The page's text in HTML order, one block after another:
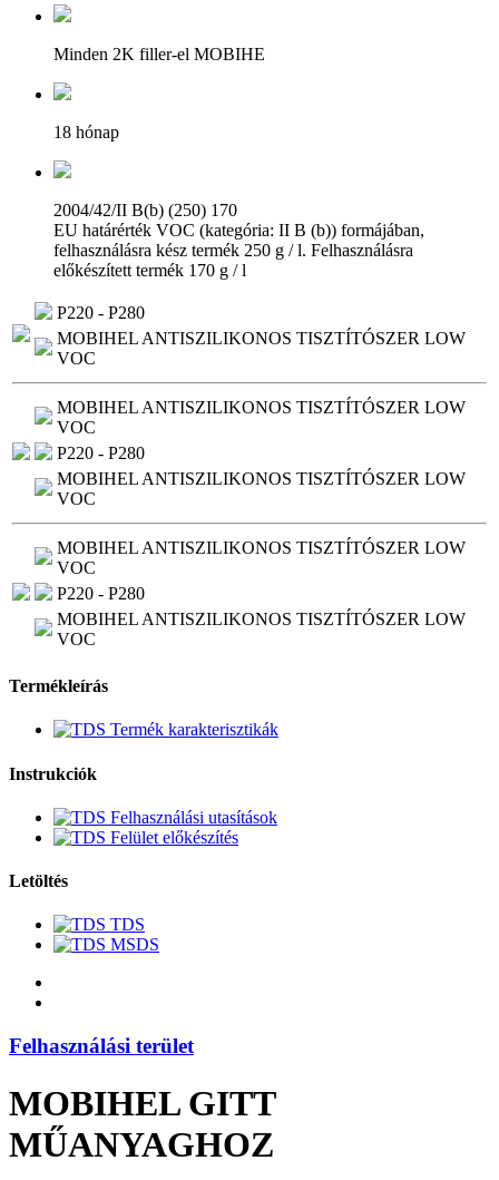
Minden 2K filler-el MOBIHE
18 hónap
2004/42/II B(b) (250) 170
EU határérték VOC (kategória: II B (b)) formájában,
felhasználásra kész termék 250 g / l. Felhasználásra
előkészített termék 170 g / l
P220 - P280
MOBIHEL ANTISZILIKONOS TISZTÍTÓSZER LOW
VOC
MOBIHEL ANTISZILIKONOS TISZTÍTÓSZER LOW
VOC
P220 - P280
MOBIHEL ANTISZILIKONOS TISZTÍTÓSZER LOW
VOC
MOBIHEL ANTISZILIKONOS TISZTÍTÓSZER LOW
VOC
P220 - P280
MOBIHEL ANTISZILIKONOS TISZTÍTÓSZER LOW
VOC
Termékleírás
Termék karakterisztikák
Instrukciók
Felhasználási utasítások
Felület előkészítés
Letöltés
TDS
MSDS
Felhasználási terület
MOBIHEL GITT
MŰANYAGHOZ